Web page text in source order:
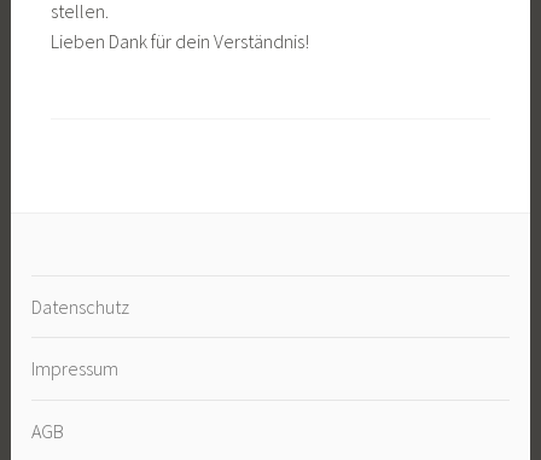
stellen.
Lieben Dank für dein Verständnis!
Datenschutz
Impressum
AGB